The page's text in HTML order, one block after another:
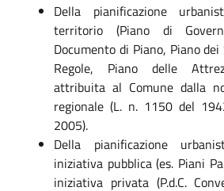
Della pianificazione
territorio (Piano di
Documento di Piano, Piano
Regole, Piano delle
attribuita al Comune dalla
regionale (L. n. 1150 del
2005).
Della pianificazione
iniziativa pubblica (es. Piani
iniziativa privata (P.d.C.